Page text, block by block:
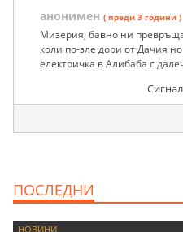
анонимен ( преди 3 години )
Мизерия, бавно ни
коли по-зле дори от Дачия
електричка в Алибаба с
ПОСЛЕДНИ
НОВИНИ